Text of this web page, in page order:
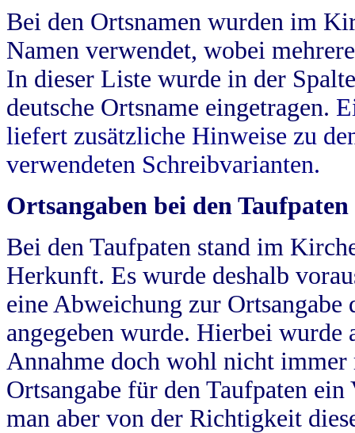
Bei den Ortsnamen wurden im
Namen verwendet, wobei
In dieser Liste wurde in der
deutsche Ortsname eingetragen.
liefert zusätzliche Hinweise zu
verwendeten Schreibvarianten.
Ortsangaben bei den Taufpaten
Bei den Taufpaten stand im
Herkunft. Es wurde deshalb
eine Abweichung zur
angegeben wurde. Hierbei wurde
Annahme doch wohl nicht
Ortsangabe für den Taufpaten
man aber von der Richtigkeit